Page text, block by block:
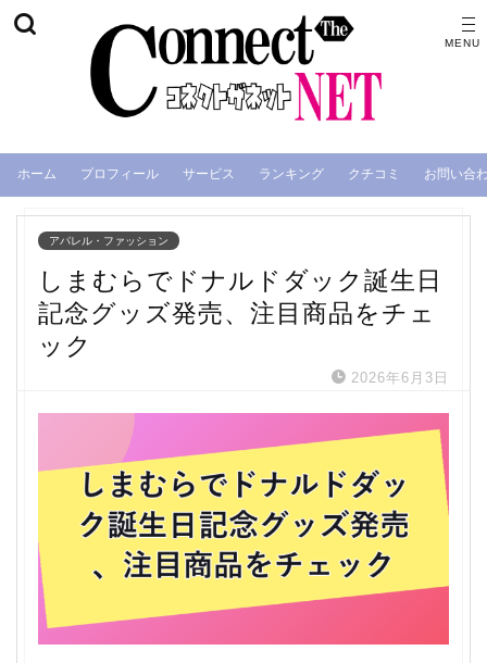
ホーム プロフィール サービス ランキング クチコミ お問い合
アパレル・ファッション
しまむらでドナルドダック誕生日
記念グッズ発売、注目商品をチェ
ック
2026年6月3日